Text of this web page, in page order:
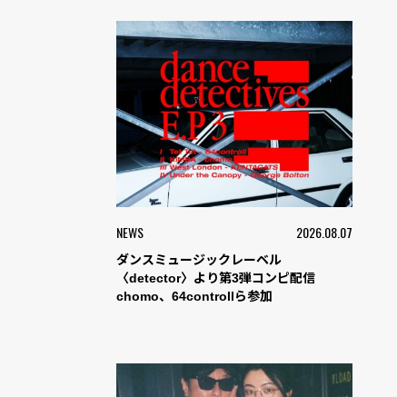
NEWS 2026.08.07
ダンスミュージックレーベル
〈detector〉より第3弾コンピ配信
chomo、64controllら参加